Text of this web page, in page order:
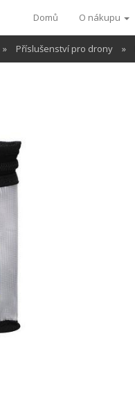
Domů O nákupu
» Příslušenství pro drony »